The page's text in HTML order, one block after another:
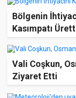
Bölgenin
Kasımpatı
Vali Coşkun,
Ziyaret Etti